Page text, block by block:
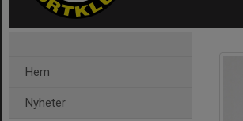
Hem
Nyheter